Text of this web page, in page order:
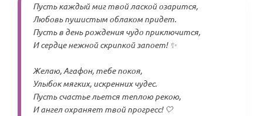
Пусть каждый миг твой лаской озарится,
Любовь пушистым облаком придет.
Пусть в день рождения чудо приключится,
И сердце нежной скрипкой запоет! ✨
Желаю, Агафон, тебе покоя,
Улыбок мягких, искренних чудес.
Пусть счастье льется теплою рекою,
И ангел охраняет твой прогресс! 🤍